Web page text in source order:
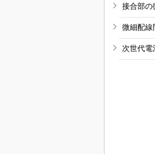
接合部
微細配
次世代電